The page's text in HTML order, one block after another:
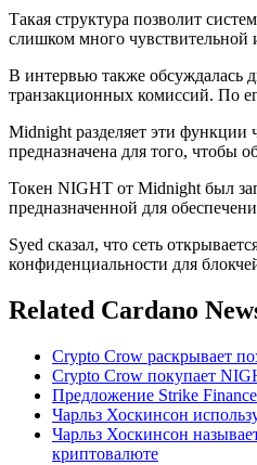
Такая структура позволит
слишком много
В интервью также обсуждалась
транзакционных комиссий. По
Midnight разделяет эти
предназначена для того, чтобы
Токен NIGHT от Midnight был
предназначенной для
Syed сказал, что сеть
конфиденциальности для
Related Cardano
Crypto Crow раскрывает
Crypto Crow покупает
Предложение Strike
Чарльз Хоскинсон
Чарльз Хоскинсон
криптовалюте